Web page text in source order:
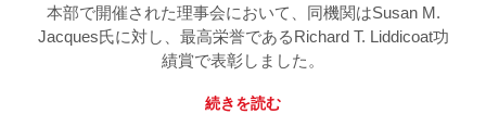
本部で開催された理事会において、同機関はSusan M.
Jacques氏に対し、最高栄誉であるRichard T. Liddicoat功
績賞で表彰しました。
続きを読む